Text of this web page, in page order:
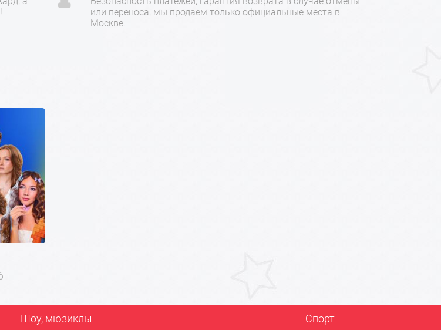
или переноса, мы продаем только официальные места в
Москве.
Шоу, мюзиклы Спорт